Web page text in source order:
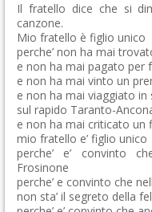
Il fratello dice che si
canzone.
Mio fratello è figlio unico
perche’ non ha mai
e non ha mai pagato per
e non ha mai vinto un
e non ha mai viaggiato in
sul rapido Taranto-
e non ha mai criticato un
mio fratello e’ figlio unico
perche’ e’ convinto
Frosinone
perche’ e convinto che
non sta’ il segreto della